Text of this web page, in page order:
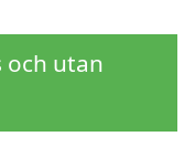
och utan